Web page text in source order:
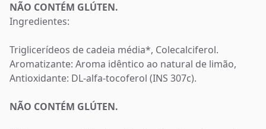
NÃO CONTÉM GLÚTEN.
Ingredientes:
Triglicerídeos de cadeia média*, Colecalciferol.
Aromatizante: Aroma idêntico ao natural de limão,
Antioxidante: DL-alfa-tocoferol (INS 307c).
NÃO CONTÉM GLÚTEN.